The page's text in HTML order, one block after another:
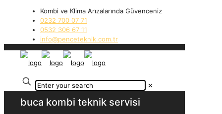
Kombi ve Klima Arızalarında Güvenceniz
0232 700 07 71
0532 306 67 11
info@penceteknik.com.tr
✕
buca kombi teknik servisi